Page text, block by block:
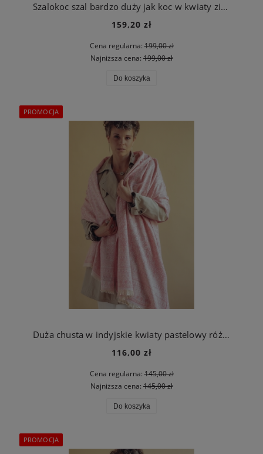
Szalokoc szal bardzo duży jak koc w kwiaty zielony
159,20 zł
Cena regularna:199,00 zł
Najniższa cena: 199,00 zł
Do koszyka
Duża chusta w indyjskie kwiaty pastelowy różowy
116,00 zł
Cena regularna:145,00 zł
Najniższa cena: 145,00 zł
Do koszyka
PROMOCJA
PROMOCJA